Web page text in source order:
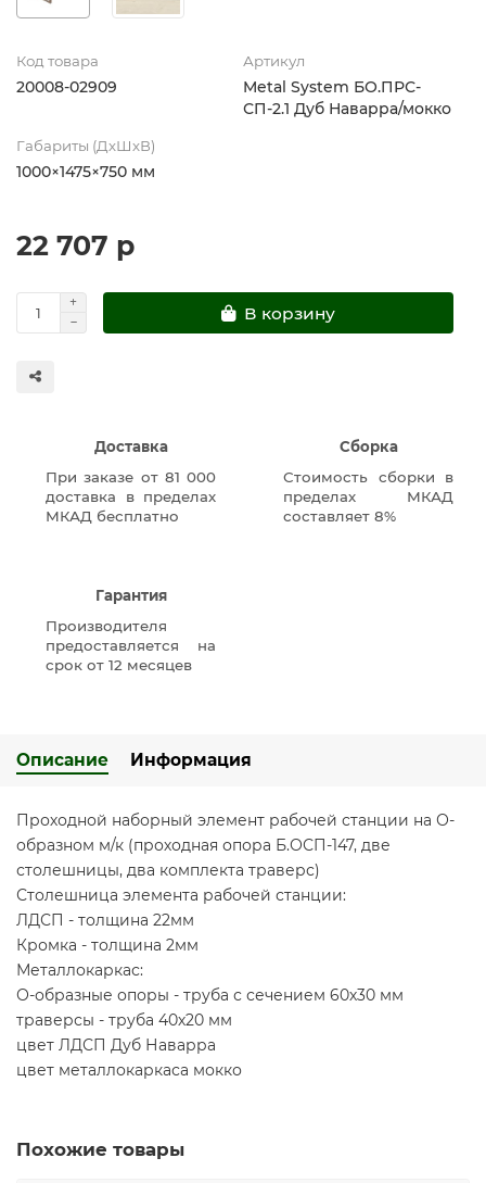
Код товара
20008-02909
Артикул
Metal System БО.ПРС-
СП-2.1 Дуб Наварра/мокко
Габариты (ДхШхВ)
1000×1475×750 мм
22 707 р
В корзину
Доставка
При заказе от 81 000
доставка в пределах
МКАД бесплатно
Сборка
Стоимость сборки в
пределах МКАД
составляет 8%
Гарантия
Производителя
предоставляется на
срок от 12 месяцев
Описание Информация
Проходной наборный элемент рабочей станции на О-
образном м/к (проходная опора Б.ОСП-147, две
столешницы, два комплекта траверс)
Столешница элемента рабочей станции:
ЛДСП - толщина 22мм
Кромка - толщина 2мм
Металлокаркас:
О-образные опоры - труба с сечением 60х30 мм
траверсы - труба 40х20 мм
цвет ЛДСП Дуб Наварра
цвет металлокаркаса мокко
Похожие товары